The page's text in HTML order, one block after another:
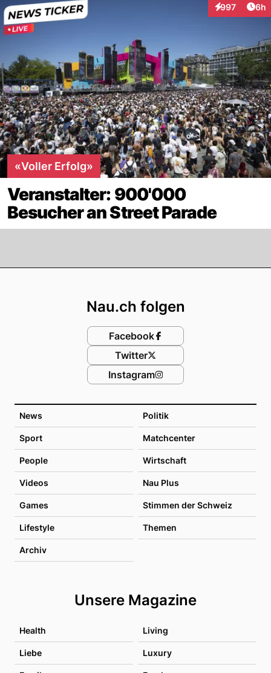
997
Interaktionen
6h
«Voller Erfolg»
Veranstalter: 900'000
Besucher an Street Parade
News Politik
Sport Matchcenter
People Wirtschaft
Videos Nau Plus
Games Stimmen der Schweiz
Lifestyle Themen
Archiv
Unsere Magazine
Health Living
Liebe Luxury
Nau.ch folgen
Facebook
Twitter
Instagram